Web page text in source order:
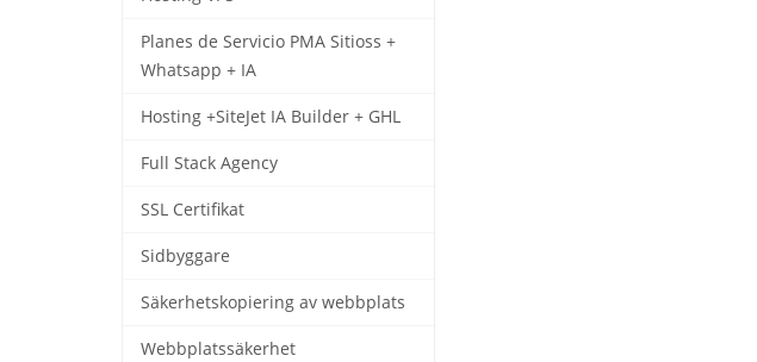
Planes de Servicio PMA Sitioss +
Whatsapp + IA
Hosting +SiteJet IA Builder + GHL
Full Stack Agency
SSL Certifikat
Sidbyggare
Säkerhetskopiering av webbplats
Webbplatssäkerhet